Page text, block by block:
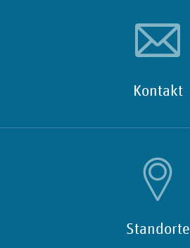
Kontakt
Standorte